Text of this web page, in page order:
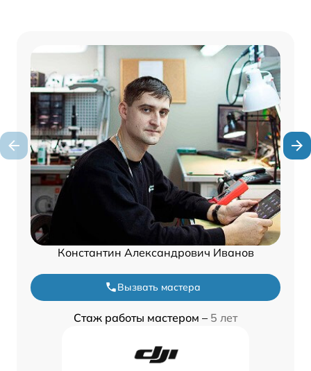
Константин Александрович Иванов
Вызвать мастера
Стаж работы мастером – 5 лет